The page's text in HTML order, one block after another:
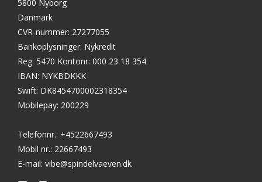
5800 Nyborg
Danmark
CVR-nummer: 27277055
Bankoplysninger: Nykredit
Reg: 5470 Kontonr: 000 23 18 354
IBAN: NYKBDKKK
Swift: DK8454700002318354
Mobilepay: 200229
Telefonnr.: +4522667493
Mobil nr.: 22667493
E-mail: vibe@spindelvaeven.dk